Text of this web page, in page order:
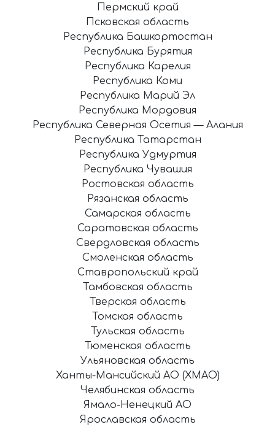
Пермский край
Псковская область
Республика Башкортостан
Республика Бурятия
Республика Карелия
Республика Коми
Республика Марий Эл
Республика Мордовия
Республика Северная Осетия — Алания
Республика Татарстан
Республика Удмуртия
Республика Чувашия
Ростовская область
Рязанская область
Самарская область
Саратовская область
Свердловская область
Смоленская область
Ставропольский край
Тамбовская область
Тверская область
Томская область
Тульская область
Тюменская область
Ульяновская область
Ханты-Мансийский АО (ХМАО)
Челябинская область
Ямало-Ненецкий АО
Ярославская область